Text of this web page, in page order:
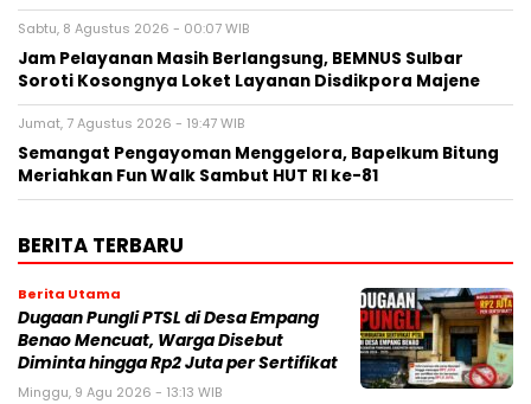
Sabtu, 8 Agustus 2026 - 00:07 WIB
Jam Pelayanan Masih Berlangsung, BEMNUS Sulbar
Soroti Kosongnya Loket Layanan Disdikpora Majene
Jumat, 7 Agustus 2026 - 19:47 WIB
Semangat Pengayoman Menggelora, Bapelkum Bitung
Meriahkan Fun Walk Sambut HUT RI ke-81
BERITA TERBARU
Berita Utama
Dugaan Pungli PTSL di Desa Empang
Benao Mencuat, Warga Disebut
Diminta hingga Rp2 Juta per Sertifikat
Minggu, 9 Agu 2026 - 13:13 WIB